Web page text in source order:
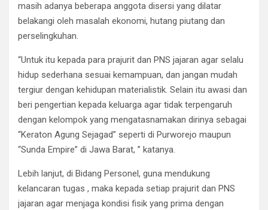
masih adanya beberapa anggota disersi yang dilatar
belakangi oleh masalah ekonomi, hutang piutang dan
perselingkuhan.
“Untuk itu kepada para prajurit dan PNS jajaran agar selalu
hidup sederhana sesuai kemampuan, dan jangan mudah
tergiur dengan kehidupan materialistik. Selain itu awasi dan
beri pengertian kepada keluarga agar tidak terpengaruh
dengan kelompok yang mengatasnamakan dirinya sebagai
“Keraton Agung Sejagad” seperti di Purworejo maupun
“Sunda Empire” di Jawa Barat, ” katanya.
Lebih lanjut, di Bidang Personel, guna mendukung
kelancaran tugas , maka kepada setiap prajurit dan PNS
jajaran agar menjaga kondisi fisik yang prima dengan